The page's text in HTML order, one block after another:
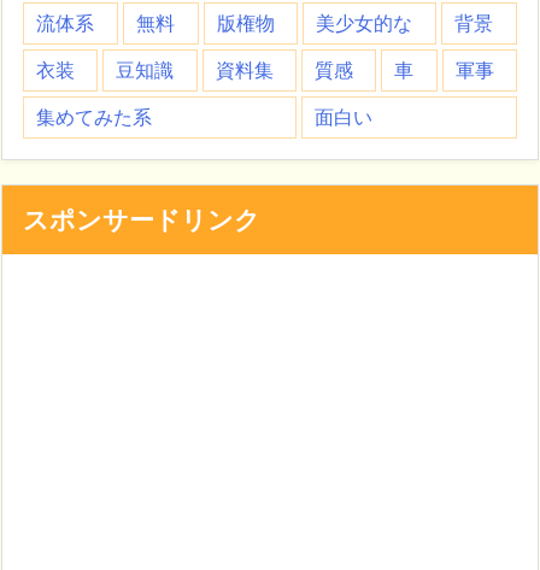
流体系
無料 版権物 美少女的な
背景
衣装
豆知識 資料集 質感 車
軍事
集めてみた系
面白い
スポンサードリンク